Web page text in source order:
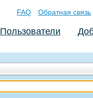
FAQ Обратная связь
Пользователи